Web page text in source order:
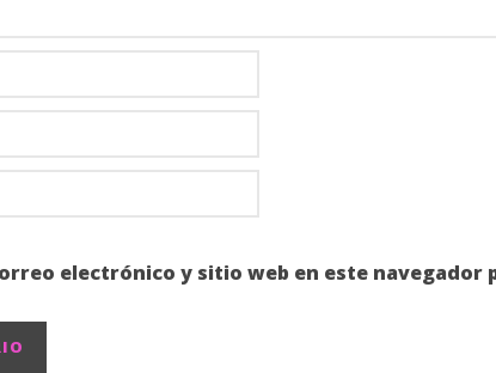
electrónico y sitio web en este navegador